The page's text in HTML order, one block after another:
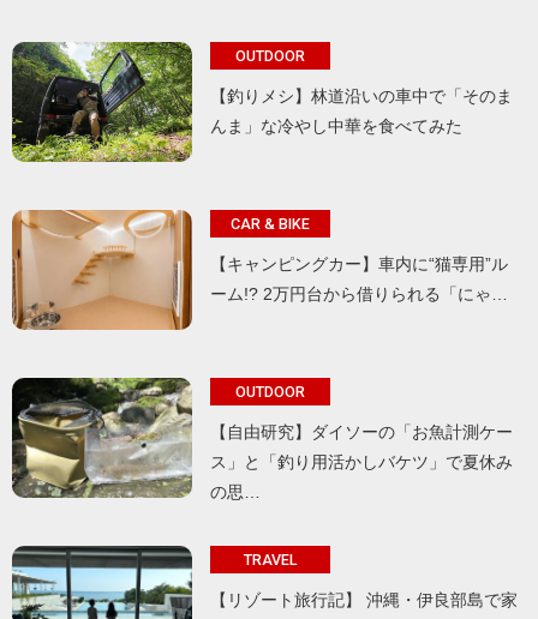
OUTDOOR
【釣りメシ】林道沿いの車中で「そのま
んま」な冷やし中華を食べてみた
CAR & BIKE
【キャンピングカー】車内に“猫専用”ル
ーム!? 2万円台から借りられる「にゃ…
OUTDOOR
【自由研究】ダイソーの「お魚計測ケー
ス」と「釣り用活かしバケツ」で夏休み
の思…
TRAVEL
【リゾート旅行記】 沖縄・伊良部島で家